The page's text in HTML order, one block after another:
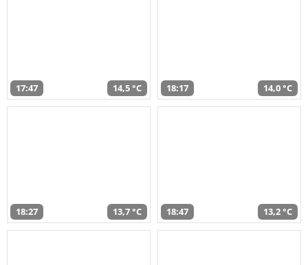
17:47 14,5 °C 18:17 14,0 °C
18:27 13,7 °C 18:47 13,2 °C